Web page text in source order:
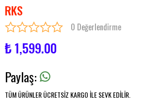
RKS
0 Değerlendirme
₺ 1,599.00
Paylaş:
TÜM ÜRÜNLER ÜCRETSİZ KARGO İLE SEVK EDİLİR.